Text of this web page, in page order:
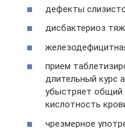
дефекты
дисбактериоз
прием
длительный курс
убыстряет общий
кислотность
чрезмерное